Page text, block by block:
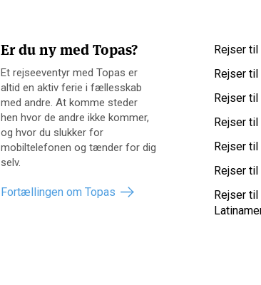
Er du ny med Topas?
Et rejseeventyr med Topas er
altid en aktiv ferie i fællesskab
med andre. At komme steder
hen hvor de andre ikke kommer,
og hvor du slukker for
mobiltelefonen og tænder for dig
selv.
Fortællingen om Topas
Rejser til
Rejser til
Rejser
Rejser til
Rejser til
Rejser
Rejser til